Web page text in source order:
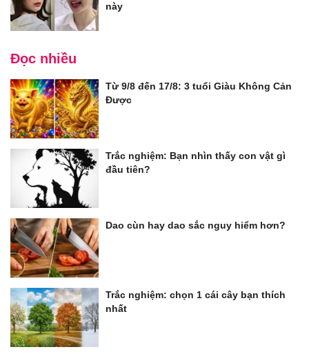
này
Đọc nhiều
Từ 9/8 đến 17/8: 3 tuổi Giàu Không Cản
Được
Trắc nghiệm: Bạn nhìn thấy con vật gì
đầu tiên?
Dao cùn hay dao sắc nguy hiểm hơn?
Trắc nghiệm: chọn 1 cái cây bạn thích
nhất